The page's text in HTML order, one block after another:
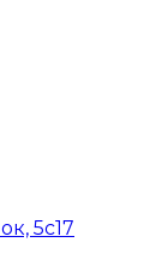
5с17